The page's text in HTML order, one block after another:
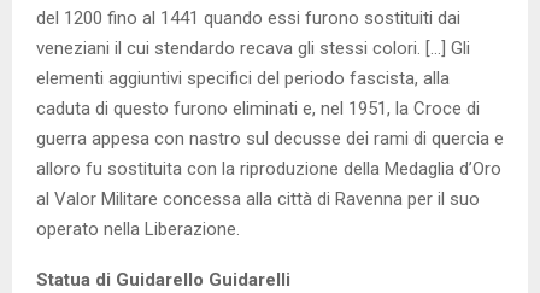
del 1200 fino al 1441 quando essi furono sostituiti dai
veneziani il cui stendardo recava gli stessi colori. […] Gli
elementi aggiuntivi specifici del periodo fascista, alla
caduta di questo furono eliminati e, nel 1951, la Croce di
guerra appesa con nastro sul decusse dei rami di quercia e
alloro fu sostituita con la riproduzione della Medaglia d’Oro
al Valor Militare concessa alla città di Ravenna per il suo
operato nella Liberazione.
Statua di Guidarello Guidarelli